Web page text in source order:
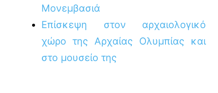
Μονεμβασιά
Επίσκεψη στον αρχαιολογικό
χώρο της Αρχαίας Ολυμπίας και
στο μουσείο της